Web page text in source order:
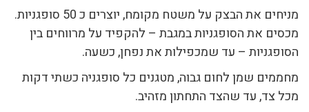
מניחים את הבצק על משטח מקומח, יוצרים כ 50 סופגניות.
מכסים את הסופגניות במגבת – להקפיד על מרווחים בין
הסופגניות – עד שמכפילות את נפחן, כשעה.
מחממים שמן לחום גבוה, מטגנים כל סופגניה כשתי דקות
מכל צד, עד שהצד התחתון מזהיב.